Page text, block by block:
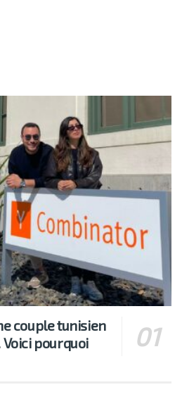
couple tunisien
Voici pourquoi